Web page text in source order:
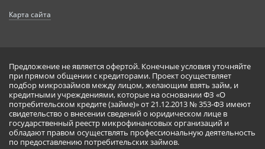
Карта сайта
Предложение не является офертой. Конечные условия уточняйте
при прямом общении с кредиторами. Проект осуществляет
подбор микрозаймов между лицом, желающим взять займ, и
кредитными учреждениями, которые на основании ФЗ «О
потребительском кредите (займе)» от 21.12.2013 № 353-ФЗ имеют
свидетельство о внесении сведений о юридическом лице в
государственный реестр микрофинансовых организаций и
обладают правом осуществлять профессиональную деятельность
по предоставлению потребительских займов.